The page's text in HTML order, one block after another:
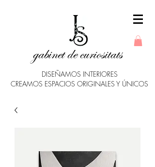
gabinet de curiositats
DISEÑAMOS INTERIORES
CREAMOS ESPACIOS ORIGINALES Y ÚNICOS